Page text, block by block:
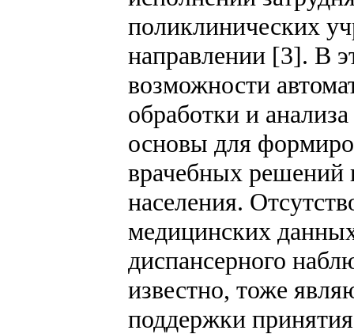
поликлинических
направлении [3]. В
возможности
обработки и
основы для
врачебных решений
населения.
медицинских
диспансерного
известно, тоже
поддержки